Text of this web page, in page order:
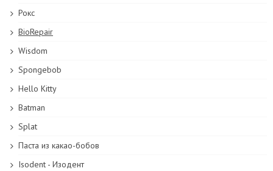
Рокс
BioRepair
Wisdom
Spongebob
Hello Kitty
Batman
Splat
Паста из какао-бобов
Isodent - Изодент